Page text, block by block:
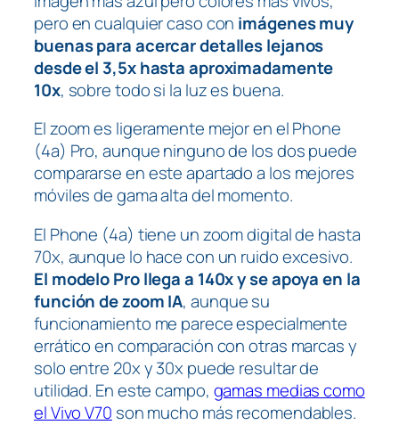
pero en cualquier caso con imágenes muy
buenas para acercar detalles lejanos
desde el 3,5x hasta aproximadamente
10x, sobre todo si la luz es buena.
El zoom es ligeramente mejor en el Phone
(4a) Pro, aunque ninguno de los dos puede
compararse en este apartado a los mejores
móviles de gama alta del momento.
El Phone (4a) tiene un zoom digital de hasta
70x, aunque lo hace con un ruido excesivo.
El modelo Pro llega a 140x y se apoya en la
función de zoom IA, aunque su
funcionamiento me parece especialmente
errático en comparación con otras marcas y
solo entre 20x y 30x puede resultar de
utilidad. En este campo, gamas medias como
el Vivo V70 son mucho más recomendables.